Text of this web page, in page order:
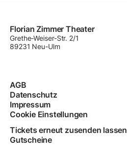
Florian Zimmer Theater
Grethe-Weiser-Str. 2/1
89231 Neu-Ulm
AGB
Datenschutz
Impressum
Cookie Einstellungen
Tickets erneut zusenden lassen
Gutscheine